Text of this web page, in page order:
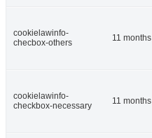
cookielawinfo-
checbox-others
11 months
cookielawinfo-
checkbox-necessary
11 months